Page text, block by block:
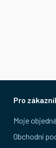
Pro
Moje
Obchodní